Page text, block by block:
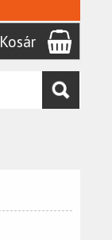
Kosár